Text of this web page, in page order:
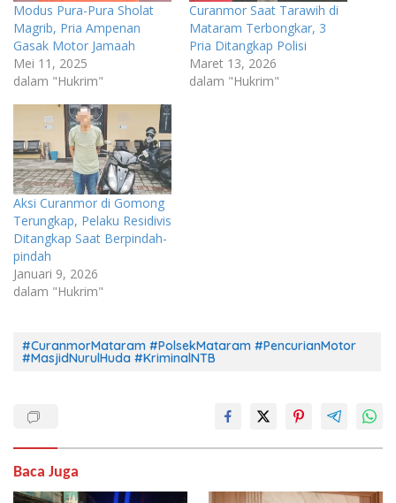
Modus Pura-Pura Sholat
Magrib, Pria Ampenan
Gasak Motor Jamaah
Mei 11, 2025
dalam "Hukrim"
Curanmor Saat Tarawih di
Mataram Terbongkar, 3
Pria Ditangkap Polisi
Maret 13, 2026
dalam "Hukrim"
Aksi Curanmor di Gomong
Terungkap, Pelaku Residivis
Ditangkap Saat Berpindah-
pindah
Januari 9, 2026
dalam "Hukrim"
#CuranmorMataram #PolsekMataram #PencurianMotor
#MasjidNurulHuda #KriminalNTB
Baca Juga